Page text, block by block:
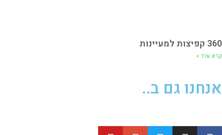
360 קפיצות למעיינות
קרא עוד »
אנחנו גם ב..